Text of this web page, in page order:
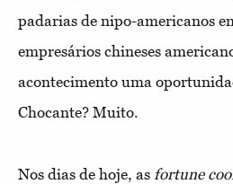
padarias de nipo-americanos
empresários chineses
acontecimento uma
Chocante? Muito.
Nos dias de hoje, as fortune